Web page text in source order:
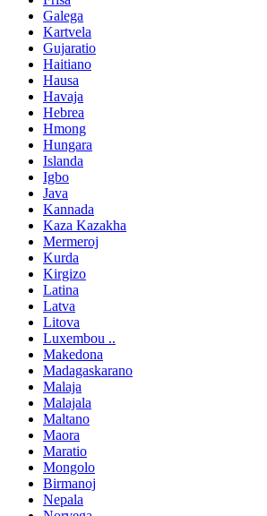
Galega
Kartvela
Gujaratio
Haitiano
Hausa
Havaja
Hebrea
Hmong
Hungara
Islanda
Igbo
Java
Kannada
Kaza Kazakha
Mermeroj
Kurda
Kirgizo
Latina
Latva
Litova
Luxembou ..
Makedona
Madagaskarano
Malaja
Malajala
Maltano
Maora
Maratio
Mongolo
Birmanoj
Nepala